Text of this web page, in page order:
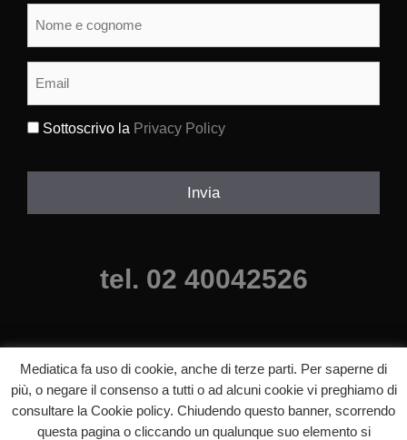
Sottoscrivo la Privacy Policy
Invia
tel. 02 40042526
©2025 mediatica agenzia comunicazione milano, Tutti i diritti riservati.
Mediatica fa uso di cookie, anche di terze parti. Per saperne di
più, o negare il consenso a tutti o ad alcuni cookie vi preghiamo di
consultare la Cookie policy. Chiudendo questo banner, scorrendo
questa pagina o cliccando un qualunque suo elemento si